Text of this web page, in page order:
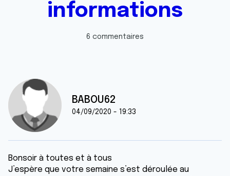
informations
6 commentaires
BABOU62
04/09/2020 - 19:33
Bonsoir à toutes et à tous
J’espère que votre semaine s’est déroulée au